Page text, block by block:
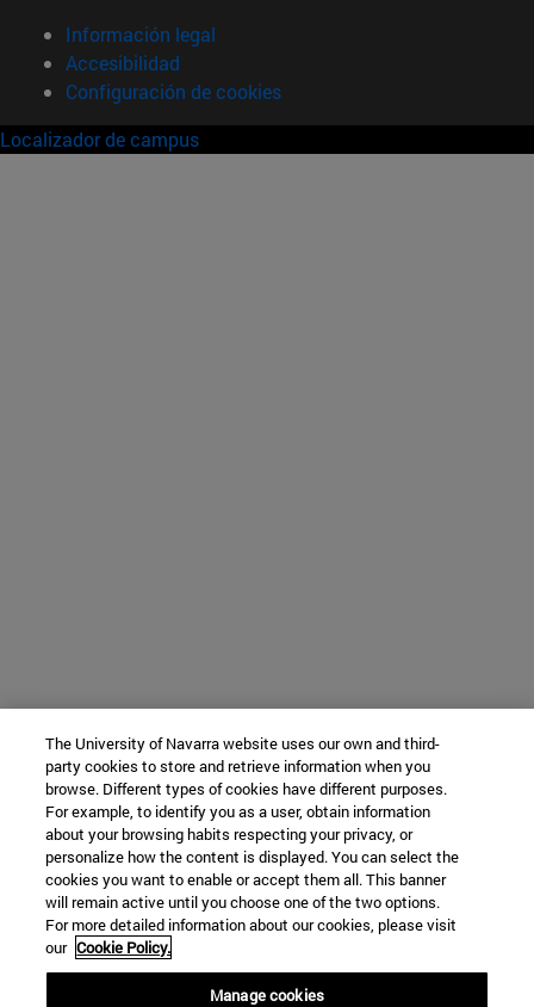
Información legal
Accesibilidad
Configuración de cookies
Localizador de campus
The University of Navarra website uses our own and third-
party cookies to store and retrieve information when you
browse. Different types of cookies have different purposes.
For example, to identify you as a user, obtain information
about your browsing habits respecting your privacy, or
personalize how the content is displayed. You can select the
cookies you want to enable or accept them all. This banner
will remain active until you choose one of the two options.
For more detailed information about our cookies, please visit
our Cookie Policy.
Manage cookies